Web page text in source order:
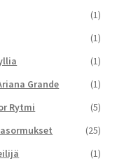
(1)
(1)
(1)
Grande
(1)
Rytmi
(5)
(25)
(1)